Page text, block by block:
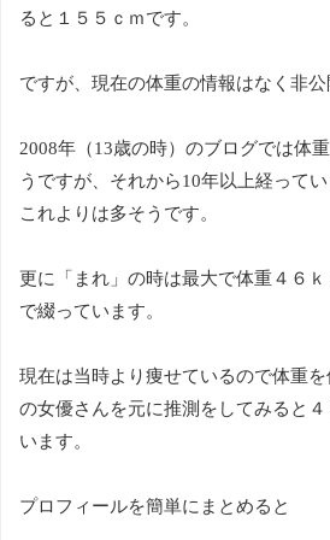
ると１５５ｃｍです。
ですが、現在の体重の情報はなく非公
2008年（13歳の時）のブログでは体
うですが、それから10年以上経って
これよりは多そうです。
更に「まれ」の時は最大で体重４６
で綴っています。
現在は当時より痩せているので体重
の女優さんを元に推測をしてみると
います。
プロフィールを簡単にまとめると